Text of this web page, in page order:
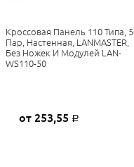
Кроссовая Панель 110 Типа,
Пар, Настенная, LANMASTER,
Без Ножек И Модулей LAN-
WS110-50
от 253,55 Р